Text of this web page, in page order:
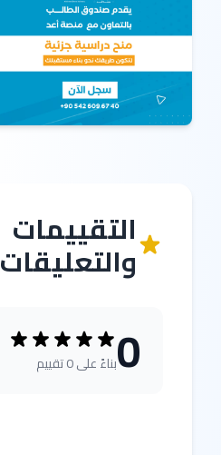
التقييمات
والتعليقات
0بناءً على 0 تقييم